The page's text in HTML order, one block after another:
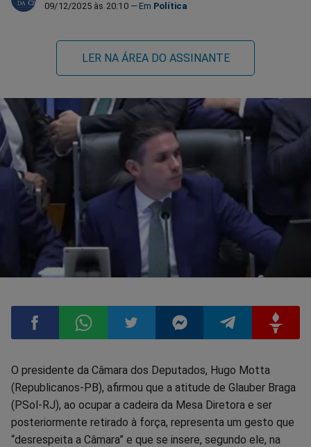
09/12/2025 às 20:10 Política
LER NA ÁREA DO ASSINANTE
Compartilhar
no
Facebook
Compartilhar
no
Whatsapp
Compartilhar
no
Twitter
Compartilhar
no
Messenger
Compartilhar
no
Telegram
no
Gettr
O presidente da Câmara dos Deputados, Hugo Motta
(Republicanos-PB), afirmou que a atitude de Glauber Braga
(PSol-RJ), ao ocupar a cadeira da Mesa Diretora e ser
posteriormente retirado à força, representa um gesto que
“desrespeita a Câmara” e que se insere, segundo ele, na